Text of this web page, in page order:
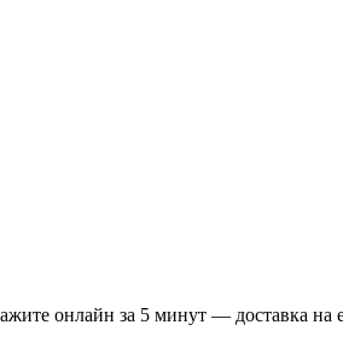
онлайн за 5 минут — доставка на